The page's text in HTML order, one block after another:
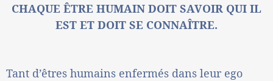
CHAQUE ÊTRE HUMAIN DOIT SAVOIR QUI IL
EST ET DOIT SE CONNAÎTRE.
Tant d’êtres humains enfermés dans leur ego